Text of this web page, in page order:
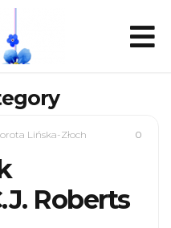
Lińska-Złoch 0
Roberts